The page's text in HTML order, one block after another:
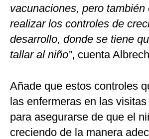
vacunaciones, pero también
realizar los controles de
desarrollo, donde se tiene
tallar al niño”, cuenta
Añade que estos controles
las enfermeras en las
para asegurarse de que el
creciendo de la manera